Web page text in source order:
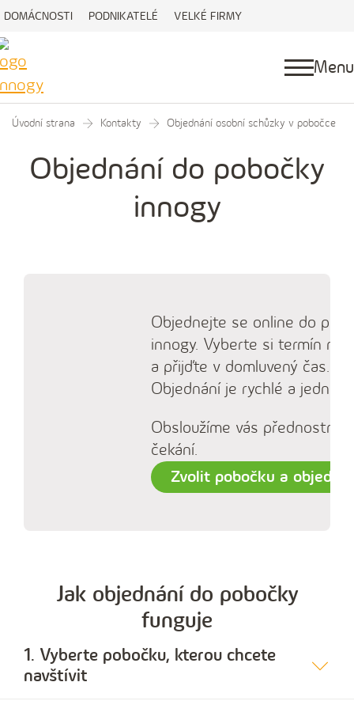
DOMÁCNOSTI PODNIKATELÉ VELKÉ FIRMY
Menu
Úvodní strana Kontakty Objednání osobní schůzky v pobočce
Objednání do pobočky
innogy
Objednejte se online do
innogy. Vyberte si termín
a přijďte v domluvený čas.
Objednání je rychlé a
Obsloužíme vás přednostně,
čekání.
Zvolit pobočku a
Jak objednání do pobočky
funguje
1. Vyberte pobočku, kterou chcete
navštívit